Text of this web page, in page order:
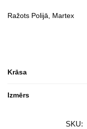
Ražots Polijā, Martex
Krāsa
Izmērs
SKU: